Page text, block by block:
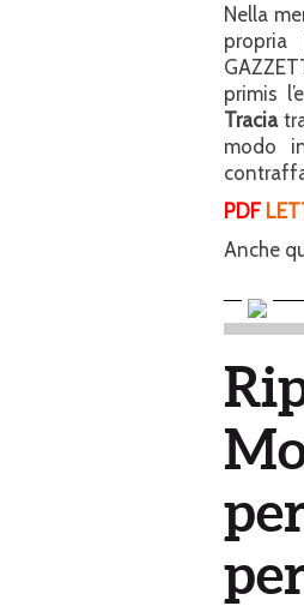
Nella
propria
primis
Tracia
modo
PDF
Anche